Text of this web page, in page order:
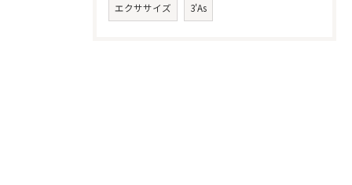
エクササイズ 3'As